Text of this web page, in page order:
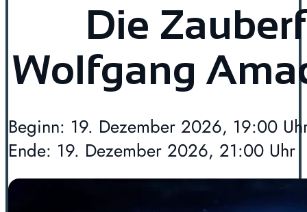
Die
Wolfgang
Beginn: 19. Dezember 2026, 19:00
Ende: 19. Dezember 2026, 21:00 Uhr